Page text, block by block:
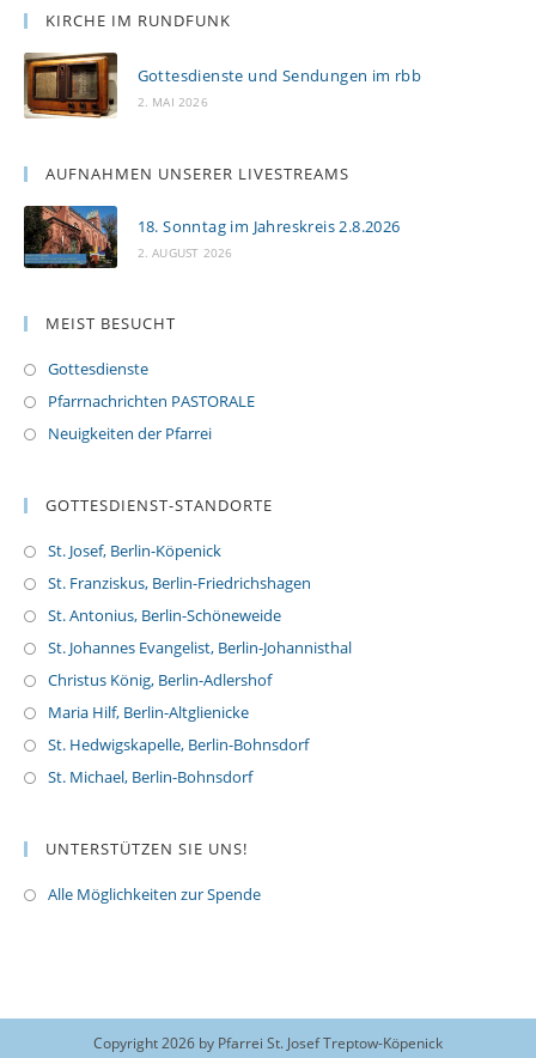
KIRCHE IM RUNDFUNK
Gottesdienste und Sendungen im rbb
2. MAI 2026
AUFNAHMEN UNSERER LIVESTREAMS
18. Sonntag im Jahreskreis 2.8.2026
2. AUGUST 2026
MEIST BESUCHT
Gottesdienste
Pfarrnachrichten PASTORALE
Neuigkeiten der Pfarrei
GOTTESDIENST-STANDORTE
St. Josef, Berlin-Köpenick
St. Franziskus, Berlin-Friedrichshagen
St. Antonius, Berlin-Schöneweide
St. Johannes Evangelist, Berlin-Johannisthal
Christus König, Berlin-Adlershof
Maria Hilf, Berlin-Altglienicke
St. Hedwigskapelle, Berlin-Bohnsdorf
St. Michael, Berlin-Bohnsdorf
UNTERSTÜTZEN SIE UNS!
Alle Möglichkeiten zur Spende
Copyright 2026 by Pfarrei St. Josef Treptow-Köpenick